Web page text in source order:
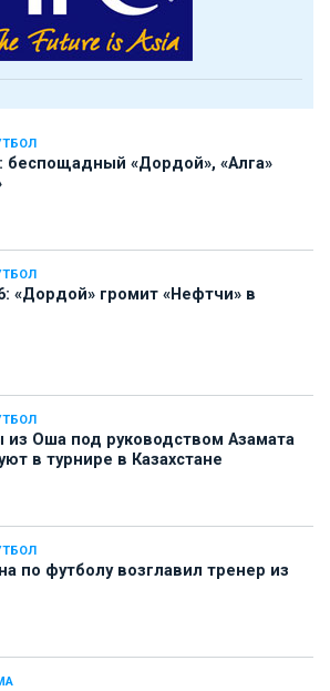
беспощадный «Дордой», «Алга»
«Дордой» громит «Нефтчи» в
Оша под руководством Азамата
в турнире в Казахстане
по футболу возглавил тренер из